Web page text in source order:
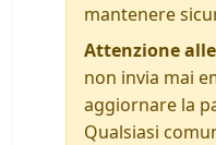
mantenere
Attenzione
non invia mai
aggiornare la
Qualsiasi